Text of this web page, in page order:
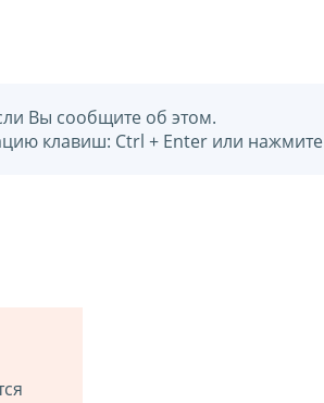
Вы сообщите об этом.
клавиш: Ctrl + Enter или нажмите